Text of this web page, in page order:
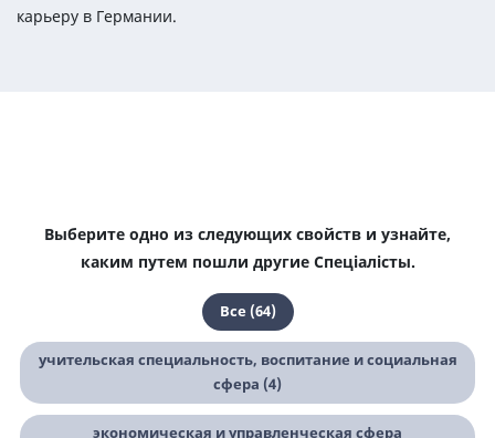
карьеру в Германии.
Выберите одно из следующих свойств и узнайте,
каким путем пошли другие Спеціалісты.
Все (64)
учительская специальность, воспитание и социальная
сфера (4)
экономическая и управленческая сфера